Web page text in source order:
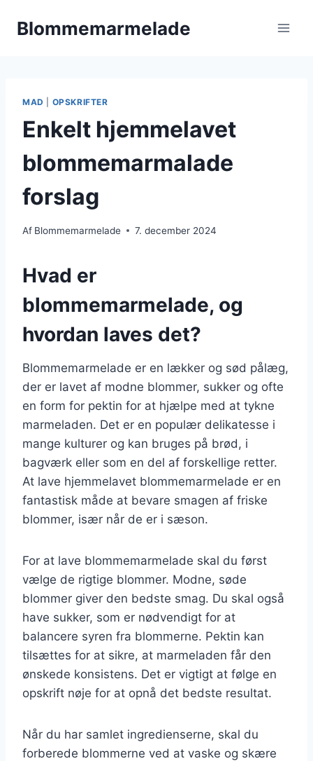
Blommemarmelade
MAD OPSKRIFTER
Enkelt hjemmelavet
blommemarmalade
forslag
Af Blommemarmelade 7. december 2024
Hvad er
blommemarmelade, og
hvordan laves det?
Blommemarmelade er en lækker og sød pålæg,
der er lavet af modne blommer, sukker og ofte
en form for pektin for at hjælpe med at tykne
marmeladen. Det er en populær delikatesse i
mange kulturer og kan bruges på brød, i
bagværk eller som en del af forskellige retter.
At lave hjemmelavet blommemarmelade er en
fantastisk måde at bevare smagen af friske
blommer, især når de er i sæson.
For at lave blommemarmelade skal du først
vælge de rigtige blommer. Modne, søde
blommer giver den bedste smag. Du skal også
have sukker, som er nødvendigt for at
balancere syren fra blommerne. Pektin kan
tilsættes for at sikre, at marmeladen får den
ønskede konsistens. Det er vigtigt at følge en
opskrift nøje for at opnå det bedste resultat.
Når du har samlet ingredienserne, skal du
forberede blommerne ved at vaske og skære